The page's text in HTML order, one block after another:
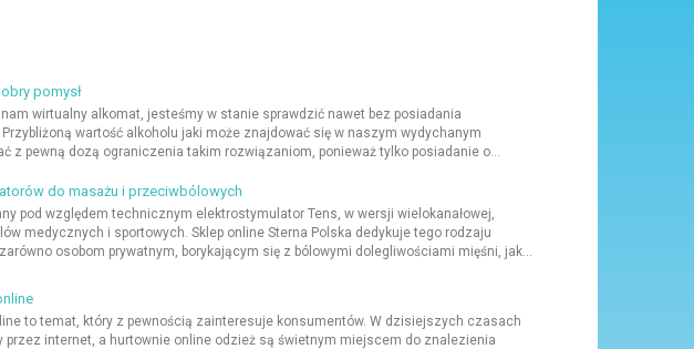
pomysł
wirtualny alkomat, jesteśmy w stanie sprawdzić nawet bez posiadania
wartość alkoholu jaki może znajdować się w naszym wydychanym
z pewną dozą ograniczenia takim rozwiązaniom, ponieważ tylko posiadanie o...
do masażu i przeciwbólowych
pod względem technicznym elektrostymulator Tens, w wersji wielokanałowej,
medycznych i sportowych. Sklep online Sterna Polska dedykuje tego rodzaju
osobom prywatnym, borykającym się z bólowymi dolegliwościami mięśni, jak...
to temat, który z pewnością zainteresuje konsumentów. W dzisiejszych czasach
przez internet, a hurtownie online odzież są świetnym miejscem do znalezienia